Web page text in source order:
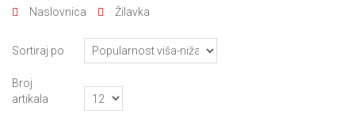
Naslovnica Žilavka
Sortiraj po
Broj
artikala